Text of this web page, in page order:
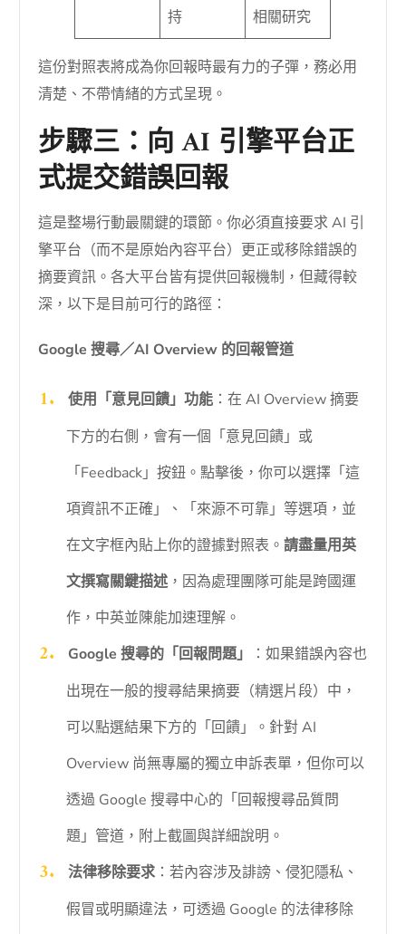
持
相關研究
這份對照表將成為你回報時最有力的子彈，務必用
清楚、不帶情緒的方式呈現。
步驟三：向 AI 引擎平台正
式提交錯誤回報
這是整場行動最關鍵的環節。你必須直接要求 AI 引
擎平台（而不是原始內容平台）更正或移除錯誤的
摘要資訊。各大平台皆有提供回報機制，但藏得較
深，以下是目前可行的路徑：
Google 搜尋／AI Overview 的回報管道
使用「意見回饋」功能：在 AI Overview 摘要
下方的右側，會有一個「意見回饋」或
「Feedback」按鈕。點擊後，你可以選擇「這
項資訊不正確」、「來源不可靠」等選項，並
在文字框內貼上你的證據對照表。 請盡量用英
文撰寫關鍵描述，因為處理團隊可能是跨國運
作，中英並陳能加速理解。
Google 搜尋的「回報問題」
：如果錯誤內容也
出現在一般的搜尋結果摘要（精選片段）中，
可以點選結果下方的「回饋」。針對 AI
Overview 尚無專屬的獨立申訴表單，但你可以
透過 Google 搜尋中心的「回報搜尋品質問
題」管道，附上截圖與詳細說明。
法律移除要求：若內容涉及誹謗、侵犯隱私、
假冒或明顯違法，可透過 Google 的法律移除